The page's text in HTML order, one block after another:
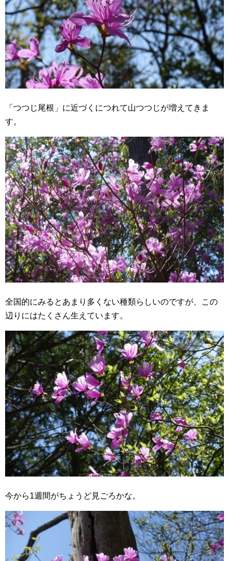
「つつじ尾根」に近づくにつれて山つつじが増えてきま
す。
全国的にみるとあまり多くない種類らしいのですが、この
辺りにはたくさん生えています。
今から1週間がちょうど見ごろかな。